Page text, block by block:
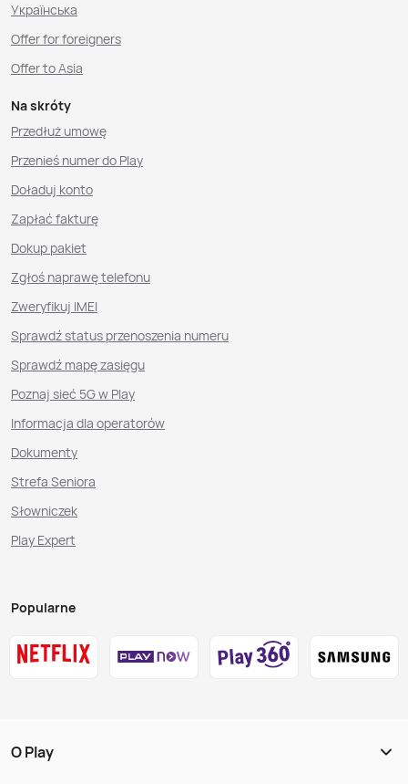
Українська
Offer for foreigners
Offer to Asia
Na skróty
Przedłuż umowę
Przenieś numer do Play
Doładuj konto
Zapłać fakturę
Dokup pakiet
Zgłoś naprawę telefonu
Zweryfikuj IMEI
Sprawdź status przenoszenia numeru
Sprawdź mapę zasięgu
Poznaj sieć 5G w Play
Informacja dla operatorów
Dokumenty
Strefa Seniora
Słowniczek
Play Expert
Popularne
O Play